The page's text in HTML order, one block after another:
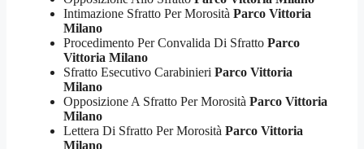
Intimazione Sfratto Per Morosità Parco Vittoria
Milano
Procedimento Per Convalida Di Sfratto Parco
Vittoria Milano
Sfratto Esecutivo Carabinieri Parco Vittoria
Milano
Opposizione A Sfratto Per Morosità Parco Vittoria
Milano
Lettera Di Sfratto Per Morosità Parco Vittoria
Milano